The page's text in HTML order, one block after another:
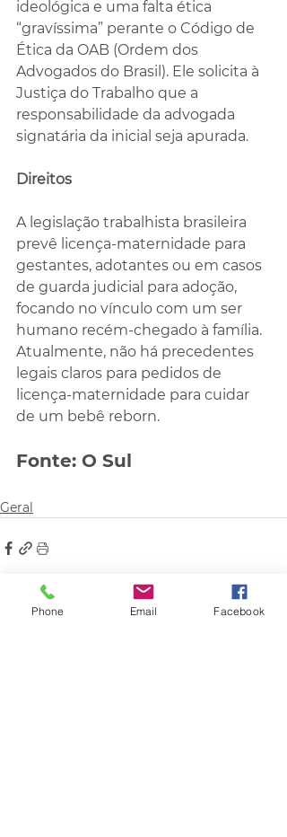
ideológica e uma falta ética
“gravíssima” perante o Código de
Ética da OAB (Ordem dos
Advogados do Brasil). Ele solicita à
Justiça do Trabalho que a
responsabilidade da advogada
signatária da inicial seja apurada.
Direitos
A legislação trabalhista brasileira
prevê licença-maternidade para
gestantes, adotantes ou em casos
de guarda judicial para adoção,
focando no vínculo com um ser
humano recém-chegado à família.
Atualmente, não há precedentes
legais claros para pedidos de
licença-maternidade para cuidar
de um bebê reborn.
Fonte: O Sul
Geral
Phone Email Facebook